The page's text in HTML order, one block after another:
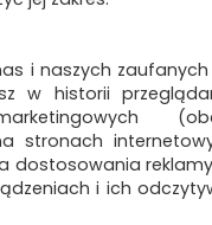
i naszych
w historii
stronach
dostosowania
i ich